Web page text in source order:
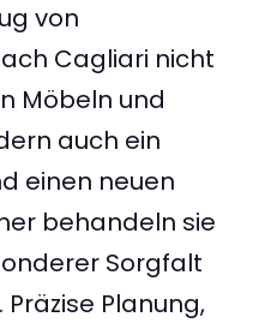
von
Cagliari nicht
Möbeln und
auch ein
einen neuen
behandeln sie
Sorgfalt
Planung,